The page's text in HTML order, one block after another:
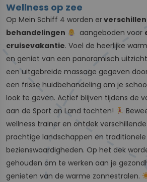
Wellness op zee
Op Mein Schiff 4 worden er
behandelingen
aangeboden voor
cruisevakantie. Voel de heerlijke
en geniet van een panoramisch
een uitgebreide massage gegeven
een frisse huidbehandeling om je
look te geven. Actief blijven tijdens de
aan de Sport an Land tochten!
wellness trainer en ontdek
prachtige landschappen en traditionele
bezienswaardigheden. Op het dek
gehouden om te werken aan je
genieten van de warme zonnestralen.